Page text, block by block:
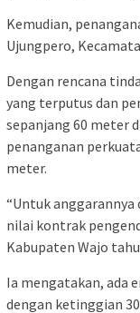
Kemudian,
Ujungpero,
Dengan rencana
yang terputus dan
sepanjang 60 meter
penanganan
meter.
“Untuk anggarannya
nilai kontrak
Kabupaten Wajo
Ia mengatakan, ada
dengan ketinggian